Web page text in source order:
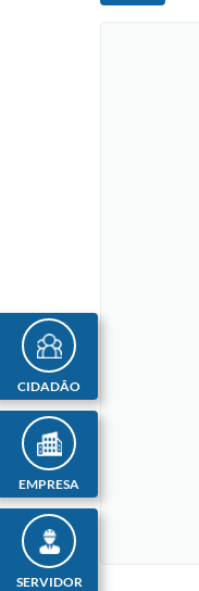
CIDADÃO
EMPRESA
SERVIDOR